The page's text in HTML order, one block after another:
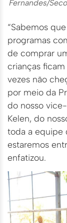
Fernandes/
“Sabemos
programas
de comprar
crianças
vezes não
por meio da
do nosso
Kelen, do
toda a equipe
estaremos
enfatizou.